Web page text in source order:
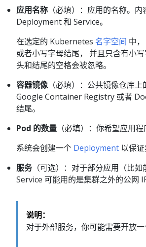
应用名称 （必填）：应用的名称。内
Deployment 和 Service。
在选定的 Kubernetes 名字空间 中
或者小写字母结尾， 并且只含有小
头和结尾的空格会被忽略。
容器镜像（必填）：公共镜像仓库
Google Container Registry 或者
结尾。
Pod 的数量 （必填）：你希望应用
系统会创建一个 Deployment 以保
服务（可选）：对于部分应用（比
Service 可能用的是集群之外的公网
说明：
对于外部服务，你可能需要开放一